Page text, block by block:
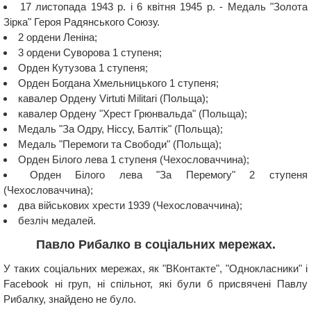
17 листопада 1943 р. і 6 квітня 1945 р. - Медаль "Золота
Зірка" Героя Радянського Союзу.
2 ордени Леніна;
3 ордени Суворова 1 ступеня;
Орден Кутузова 1 ступеня;
Орден Богдана Хмельницького 1 ступеня;
кавалер Ордену Virtuti Militari (Польща);
кавалер Ордену "Хрест Грюнвальда" (Польща);
Медаль "За Одру, Ніссу, Балтік" (Польща);
Медаль "Перемоги та Свободи" (Польща);
Орден Білого лева 1 ступеня (Чехословаччина);
Орден Білого лева "За Перемогу" 2 ступеня
(Чехословаччина);
два військових хрести 1939 (Чехословаччина);
безліч медалей.
Павло Рибалко в соціальних мережах.
У таких соціальних мережах, як "ВКонтакте", "Однокласники" і
Facebook ні груп, ні спільнот, які були б присвячені Павлу
Рибалку, знайдено не було.